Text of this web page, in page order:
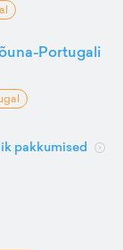
Portugali
pakkumised